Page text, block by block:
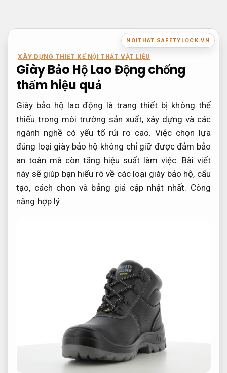
nội
NOITHAT.SAFETYLOCK.VN
XÂY DỰNG THIẾT KẾ NỘI THẤT VẬT LIỆU
Giày Bảo Hộ Lao Động chống
thấm hiệu quả
Giày bảo hộ lao động là trang thiết bị không thể
thiếu trong môi trường sản xuất, xây dựng và các
ngành nghề có yếu tố rủi ro cao. Việc chọn lựa
đúng loại giày bảo hộ không chỉ giữ được đảm bảo
an toàn mà còn tăng hiệu suất làm việc. Bài viết
này sẽ giúp bạn hiểu rõ về các loại giày bảo hộ, cấu
tạo, cách chọn và bảng giá cập nhật nhất. Công
năng hợp lý.